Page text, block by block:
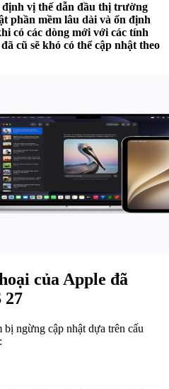
vị thế dẫn đầu thị trường
phần mềm lâu dài và ổn định
có các dòng mới với các tính
cũ sẽ khó có thể cập nhật theo
của Apple đã
27
ngừng cập nhật dựa trên cấu